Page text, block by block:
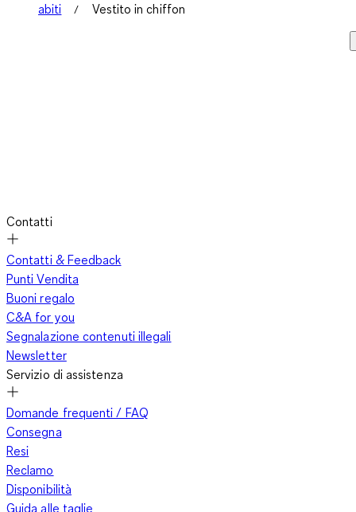
abiti
Vestito in chiffon
Contatti
Contatti & Feedback
Punti Vendita
Buoni regalo
C&A for you
Segnalazione contenuti illegali
Newsletter
Servizio di assistenza
Domande frequenti / FAQ
Consegna
Resi
Reclamo
Disponibilità
Guida alle taglie